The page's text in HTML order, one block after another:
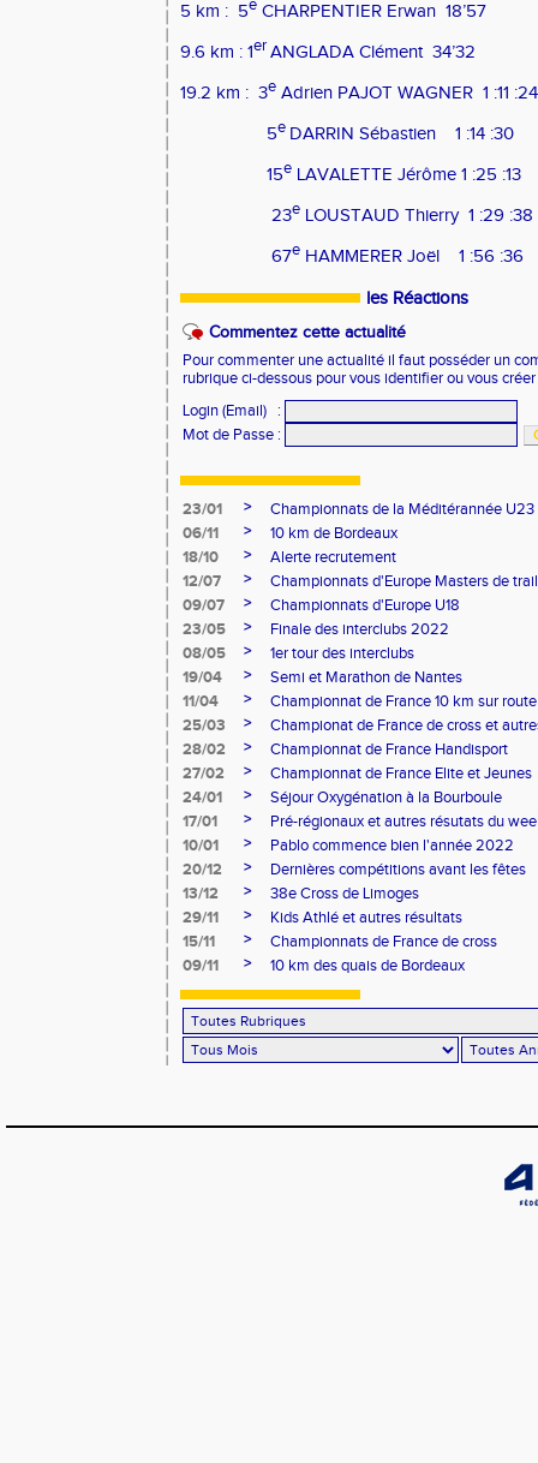
5 km : 5e CHARPENTIER Erwan 18’57
9.6 km : 1er ANGLADA Clément 34’32
19.2 km : 3e Adrien PAJOT WAGNER 1 :11 :24
5e DARRIN Sébastien 1 :14 :30
15e LAVALETTE Jérôme 1 :25 :13
23e LOUSTAUD Thierry 1 :29 :38
67e HAMMERER Joël 1 :56 :36
les Réactions
Commentez cette actualité
Pour commenter une actualité il faut posséder un
rubrique ci-dessous pour vous identifier ou vous
Login (Email)
:
Mot de Passe :
23/01 >
Championnats de la Méditérannée U23
06/11
>
10 km de Bordeaux
18/10
>
Alerte recrutement
12/07
>
Championnats d'Europe Masters de trail
09/07
>
Championnats d'Europe U18
23/05
>
Finale des interclubs 2022
08/05
>
1er tour des interclubs
19/04
>
Semi et Marathon de Nantes
11/04
>
Championnat de France 10 km sur route
25/03
>
Championat de France de cross et
28/02
>
Championnat de France Handisport
27/02
>
Championnat de France Elite et Jeunes
24/01
>
Séjour Oxygénation à la Bourboule
17/01
>
Pré-régionaux et autres résutats du
10/01
>
Pablo commence bien l'année 2022
20/12
>
Dernières compétitions avant les fêtes
13/12
>
38e Cross de Limoges
29/11
>
Kids Athlé et autres résultats
15/11
>
Championnats de France de cross
09/11
> 10 km des quais de Bordeaux